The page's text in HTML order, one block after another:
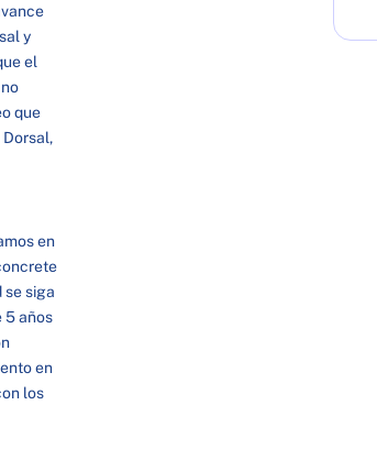
y
el
que
en
se siga
5 años
en
los